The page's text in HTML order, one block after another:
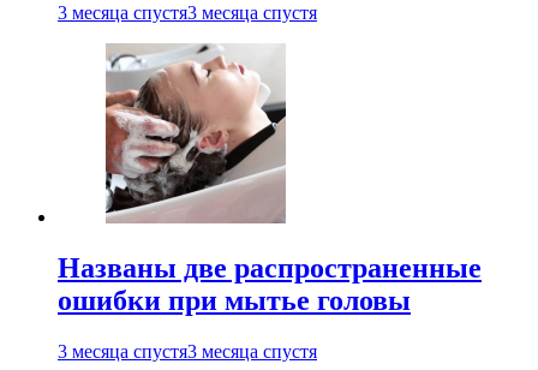
3 месяца спустя3 месяца спустя
Названы две распространенные
ошибки при мытье головы
3 месяца спустя3 месяца спустя